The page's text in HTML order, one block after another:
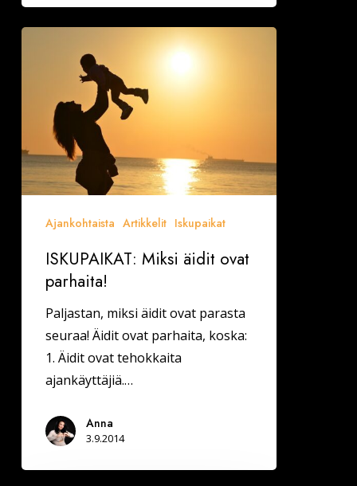
parhaita!
Ajankohtaista Artikkelit Iskupaikat
ISKUPAIKAT: Miksi äidit ovat
parhaita!
Paljastan, miksi äidit ovat parasta
seuraa! Äidit ovat parhaita, koska:
1. Äidit ovat tehokkaita
ajankäyttäjiä.…
Anna
3.9.2014